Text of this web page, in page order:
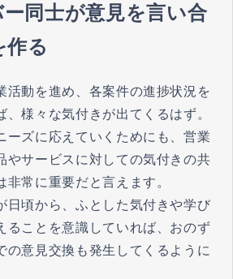
同士が意見を言い合
作る
活動を進め、各案件の進捗状況を
、様々な気付きが出てくるはず。
ーズに応えていくためにも、営業
やサービスに対しての気付きの共
非常に重要だと言えます。
日頃から、ふとした気付きや学び
ることを意識していれば、おのず
の意見交換も発生してくるように